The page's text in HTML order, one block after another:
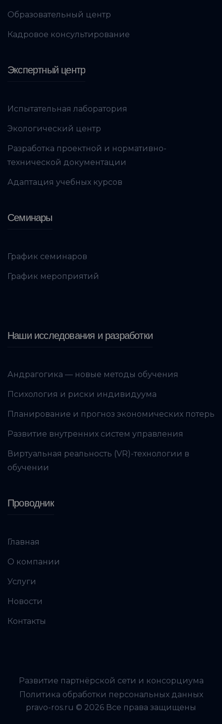
Образовательный центр
Кадровое консультирование
Экспертный центр
Испытательная лаборатория
Экологический центр
Разработка проектной и нормативно-
технической документации
Адаптация учебных курсов
Семинары
График семинаров
График мероприятий
Наши исследования и разработки
Андрагогика — новые методы обучения
Психология и риски индивидуума
Планирование и прогноз экономических потерь
Развитие внутренних систем управления
Виртуальная реальность (VR)-технологии в
обучении
Проводник
Главная
О компании
Услуги
Новости
Контакты
Развитие партнёрской сети и консорциума
Политика обработки персональных данных
pravo-ros.ru © 2026 Все права защищены